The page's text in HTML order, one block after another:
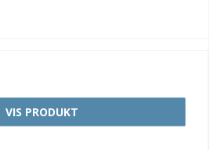
VIS PRODUKT